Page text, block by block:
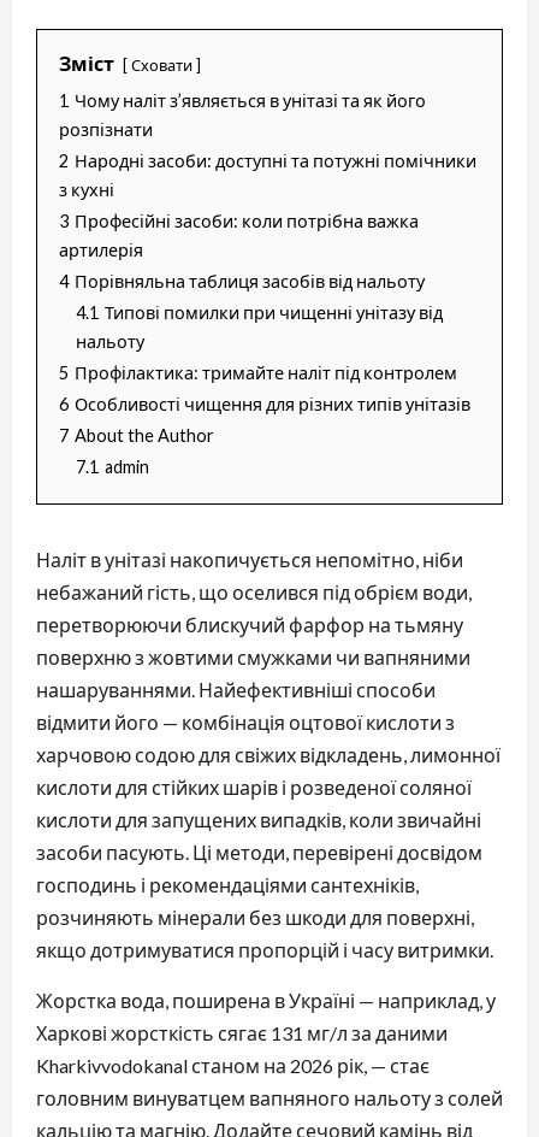
Зміст Сховати
1 Чому наліт з’являється в унітазі та як його
розпізнати
2 Народні засоби: доступні та потужні помічники
з кухні
3 Професійні засоби: коли потрібна важка
артилерія
4 Порівняльна таблиця засобів від нальоту
4.1 Типові помилки при чищенні унітазу від
нальоту
5 Профілактика: тримайте наліт під контролем
6 Особливості чищення для різних типів унітазів
7 About the Author
7.1 admin
Наліт в унітазі накопичується непомітно, ніби
небажаний гість, що оселився під обрієм води,
перетворюючи блискучий фарфор на тьмяну
поверхню з жовтими смужками чи вапняними
нашаруваннями. Найефективніші способи
відмити його — комбінація оцтової кислоти з
харчовою содою для свіжих відкладень, лимонної
кислоти для стійких шарів і розведеної соляної
кислоти для запущених випадків, коли звичайні
засоби пасують. Ці методи, перевірені досвідом
господинь і рекомендаціями сантехніків,
розчиняють мінерали без шкоди для поверхні,
якщо дотримуватися пропорцій і часу витримки.
Жорстка вода, поширена в Україні — наприклад, у
Харкові жорсткість сягає 131 мг/л за даними
Kharkivvodokanal станом на 2026 рік, — стає
головним винуватцем вапняного нальоту з солей
кальцію та магнію. Додайте сечовий камінь від